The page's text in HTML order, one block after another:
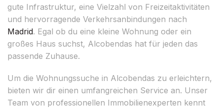
gute Infrastruktur, eine Vielzahl von Freizeitaktivitäten
und hervorragende Verkehrsanbindungen nach
Madrid. Egal ob du eine kleine Wohnung oder ein
großes Haus suchst, Alcobendas hat für jeden das
passende Zuhause.
Um die Wohnungssuche in Alcobendas zu erleichtern,
bieten wir dir einen umfangreichen Service an. Unser
Team von professionellen Immobilienexperten kennt